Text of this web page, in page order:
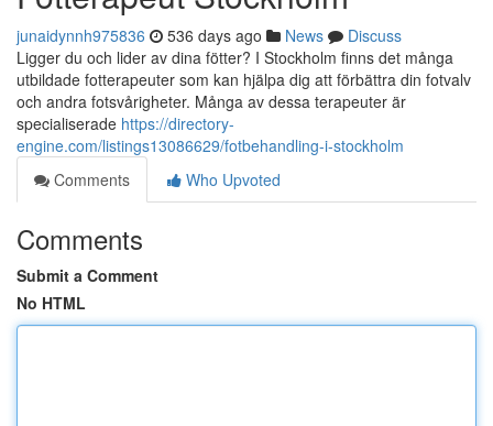
junaidynnh975836 536 days ago News
Discuss
Ligger du och lider av dina fötter? I Stockholm finns det många
utbildade fotterapeuter som kan hjälpa dig att förbättra din fotvalv
och andra fotsvårigheter. Många av dessa terapeuter är
specialiserade https://directory-
engine.com/listings13086629/fotbehandling-i-stockholm
Comments
Who Upvoted
Comments
Submit a Comment
No HTML